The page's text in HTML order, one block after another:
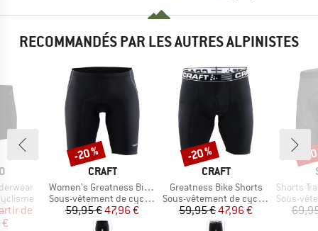
RECOMMANDÉS PAR LES AUTRES ALPINISTES
réduit
de
MARQUE
CRAFT
Article
Women's Greatness Bike Shorts
Product group
Sous-vêtement de cyclisme
Prix
59,95 €Prix réduit
47,96 €
Remise
-20 %
MARQUE
CRAFT
Article
Greatness Bike Shorts
Product group
Sous-vêtement de cyclisme
Prix
59,95 €Prix réduit
47,96 €
Remise
-20 %
Article
Shorts Trail
Product
Sous-
-